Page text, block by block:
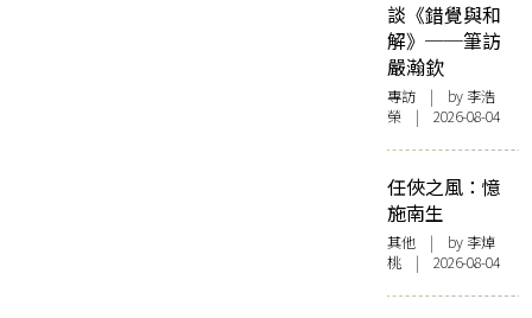
談《錯覺與和
解》──筆訪
嚴瀚欽
專訪 | by 李浩
榮 | 2026-08-04
任俠之風：憶
施南生
其他 | by 李焯
桃 | 2026-08-04